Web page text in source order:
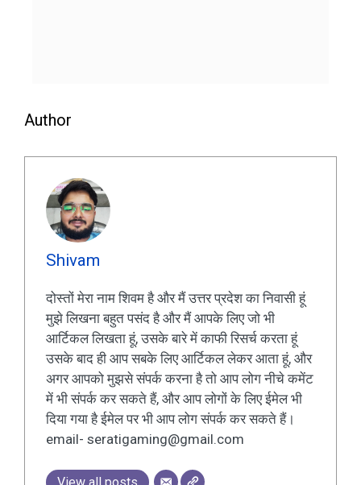
Author
Shivam
दोस्तों मेरा नाम शिवम है और मैं उत्तर प्रदेश का निवासी हूं
मुझे लिखना बहुत पसंद है और मैं आपके लिए जो भी
आर्टिकल लिखता हूं, उसके बारे में काफी रिसर्च करता हूं
उसके बाद ही आप सबके लिए आर्टिकल लेकर आता हूं, और
अगर आपको मुझसे संपर्क करना है तो आप लोग नीचे कमेंट
में भी संपर्क कर सकते हैं, और आप लोगों के लिए ईमेल भी
दिया गया है ईमेल पर भी आप लोग संपर्क कर सकते हैं।
email- seratigaming@gmail.com